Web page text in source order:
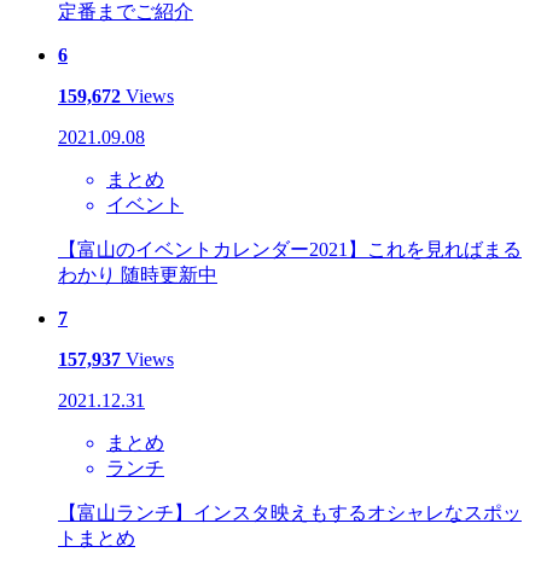
定番までご紹介
6
159,672 Views
2021.09.08
まとめ
イベント
【富山のイベントカレンダー2021】これを見ればまる
わかり 随時更新中
7
157,937 Views
2021.12.31
まとめ
ランチ
【富山ランチ】インスタ映えもするオシャレなスポッ
トまとめ